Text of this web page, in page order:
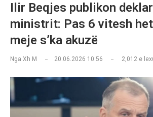
Ilir Beqjes publikon
ministrit: Pas 6 vitesh
meje s’ka akuzë
Nga Xh M 20.06.2026 10:56 2,012 e